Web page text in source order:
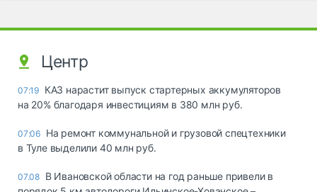
Центр
07:19 КАЗ нарастит выпуск стартерных аккумуляторов
на 20% благодаря инвестициям в 380 млн руб.
07:06 На ремонт коммунальной и грузовой спецтехники
в Туле выделили 40 млн руб.
07.08 В Ивановской области на год раньше привели в